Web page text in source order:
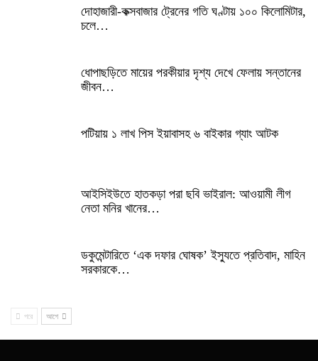
দোহাজারী-কক্সবাজার ট্রেনের গতি ঘণ্টায় ১০০ কিলোমিটার,
চলে…
ধোপাছড়িতে মায়ের পরকীয়ার দৃশ্য দেখে ফেলায় সন্তানের
জীবন…
পটিয়ায় ১ লাখ পিস ইয়াবাসহ ৬ বাইকার গ্যাং আটক
আইসিইউতে হাতকড়া পরা ছবি ভাইরাল: আওয়ামী লীগ
নেতা মনির খানের…
ডকুমেন্টারিতে ‘এক দফার ঘোষক’ ইস্যুতে প্রতিবাদ, মাহিন
সরকারকে…
পরে আগে